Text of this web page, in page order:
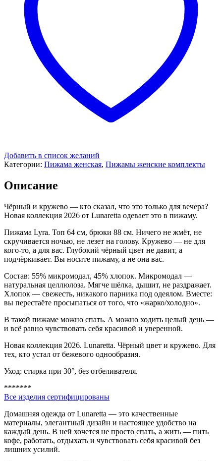
Добавить в список желаний
Категории: Пижама женская, Пижамы женские комплекты
Описание
Чёрный и кружево — кто сказал, что это только для вечера?
Новая коллекция 2026 от Lunaretta одевает это в пижаму.
Пижама Lyra. Топ 64 см, брюки 88 см. Ничего не жмёт, не
скручивается ночью, не лезет на голову. Кружево — не для
кого-то, а для вас. Глубокий чёрный цвет не давит, а
подчёркивает. Вы носите пижаму, а не она вас.
Состав: 55% микромодал, 45% хлопок. Микромодал —
натуральная целлюлоза. Мягче шёлка, дышит, не раздражает.
Хлопок — свежесть, никакого парника под одеялом. Вместе:
вы перестаёте просыпаться от того, что «жарко/холодно».
В такой пижаме можно спать. А можно ходить целый день —
и всё равно чувствовать себя красивой и уверенной.
Новая коллекция 2026. Lunaretta. Чёрный цвет и кружево. Для
тех, кто устал от бежевого однообразия.
Уход: стирка при 30°, без отбеливателя.
*******
Все изделия сертифицированы
Домашняя одежда от Lunaretta — это качественные
материалы, элегантный дизайн и настоящее удобство на
каждый день. В ней хочется не просто спать, а жить — пить
кофе, работать, отдыхать и чувствовать себя красивой без
лишних усилий.